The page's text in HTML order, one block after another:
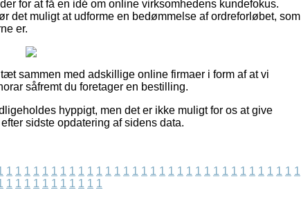
for at få en idé om online virksomhedens kundefokus.
det muligt at udforme en bedømmelse af ordreforløbet, som
er.
sammen med adskillige online firmaer i form af at vi
såfremt du foretager en bestilling.
hyppigt, men det er ikke muligt for os at give
sidste opdatering af sidens data.
1 1 1 1 1 1 1 1 1 1 1 1 1 1 1 1 1 1 1 1 1 1 1 1 1 1 1 1 1 1 1 1 1
1 1 1 1 1 1 1 1 1 1 1